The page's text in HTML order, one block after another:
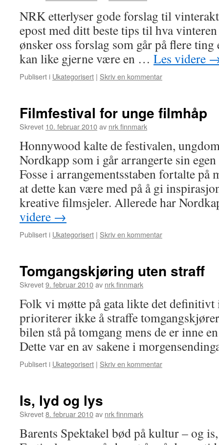
NRK etterlyser gode forslag til
epost med ditt beste tips til hva
ønsker oss forslag som går på flere
kan like gjerne være en … Les videre
Publisert i Ukategorisert | Skriv en kommentar
Filmfestival for unge filmhåp
Skrevet 10. februar 2010av nrk finnmark
Honnywood kalte de festivalen,
Nordkapp som i går arrangerte sin
Fosse i arrangementsstaben fortalte på
at dette kan være med på å gi
kreative filmsjeler. Allerede har
videre →
Publisert i Ukategorisert | Skriv en kommentar
Tomgangskjøring uten straff
Skrevet9. februar 2010av nrk finnmark
Folk vi møtte på gata likte det
prioriterer ikke å straffe
bilen stå på tomgang mens de er inne
Dette var en av sakene i
Publisert i Ukategorisert | Skriv en kommentar
Is, lyd og lys
Skrevet8. februar 2010av nrk finnmark
Barents Spektakel bød på kultur – og